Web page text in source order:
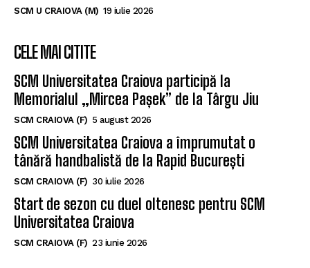
SCM U CRAIOVA (M) 19 iulie 2026
CELE MAI CITITE
SCM Universitatea Craiova participă la
Memorialul „Mircea Pașek” de la Târgu Jiu
SCM CRAIOVA (F) 5 august 2026
SCM Universitatea Craiova a împrumutat o
tânără handbalistă de la Rapid București
SCM CRAIOVA (F) 30 iulie 2026
Start de sezon cu duel oltenesc pentru SCM
Universitatea Craiova
SCM CRAIOVA (F) 23 iunie 2026